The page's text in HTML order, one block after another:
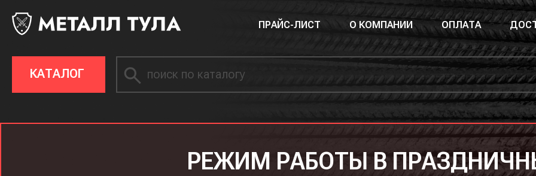
ПРАЙС-ЛИСТ О КОМПАНИИ ОПЛАТА
КАТАЛОГ
РЕЖИМ РАБОТЫ В